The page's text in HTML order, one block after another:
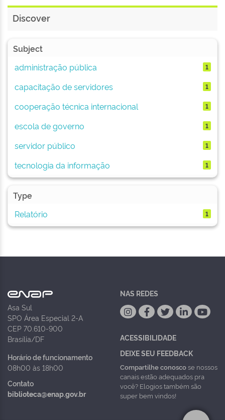
Discover
Subject
administração pública
1
capacitação de servidores 1
cooperação técnica internacional 1
escola de governo 1
servidor público 1
tecnologia da informação 1
Type
Relatório
1
Asa Sul
SPO Área Especial 2-A
CEP 70.610-900
Brasília/DF
Horário de funcionamento
08h00 às 18h00
Contato
biblioteca@enap.gov.br
NAS REDES
ACESSIBILIDADE
DEIXE SEU FEEDBACK
Compartilhe conoscose nossos
canais estão adequados pra
você? Elogios também são
super bem vindos!